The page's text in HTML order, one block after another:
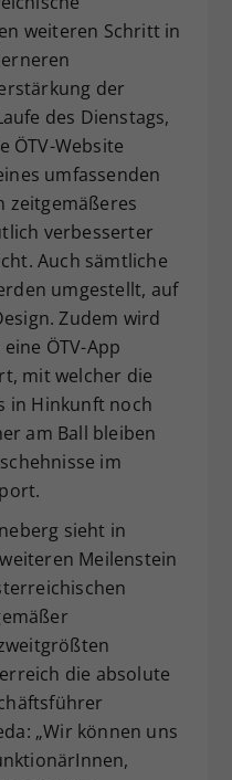
weiteren Schritt in
der
des Dienstags,
ÖTV-Website
umfassenden
zeitgemäßeres
verbesserter
Auch sämtliche
umgestellt, auf
Zudem wird
ÖTV-App
mit welcher die
in Hinkunft noch
am Ball bleiben
im
sieht in
Meilenstein
die absolute
„Wir können uns
Ihre Consent-
Unter anderem eine
Ihrer
falls der
dies eingestellt